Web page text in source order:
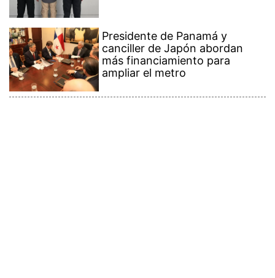
Presidente de Panamá y
canciller de Japón abordan
más financiamiento para
ampliar el metro